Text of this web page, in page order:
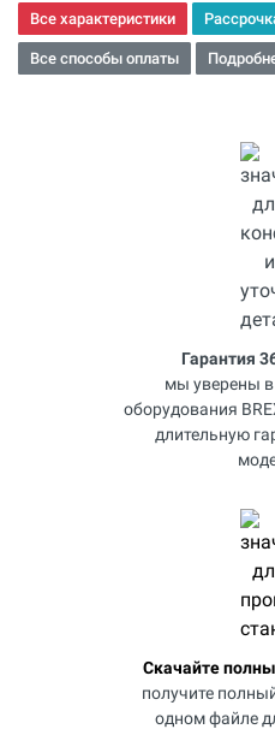
Все характеристики
Все способы оплаты
Гарантия
мы уверены
оборудования
длительную
Скачайте
получите
одном файле